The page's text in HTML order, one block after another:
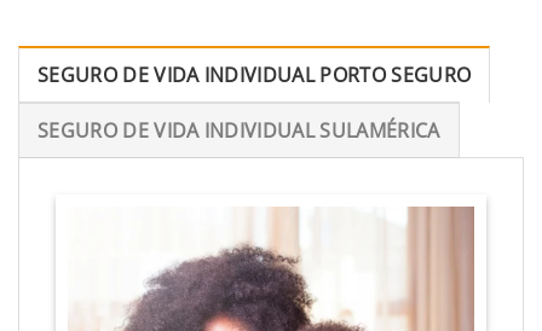
SEGURO DE VIDA INDIVIDUAL PORTO SEGURO
SEGURO DE VIDA INDIVIDUAL SULAMÉRICA